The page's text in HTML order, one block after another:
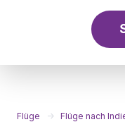
Flüge Flüge nach